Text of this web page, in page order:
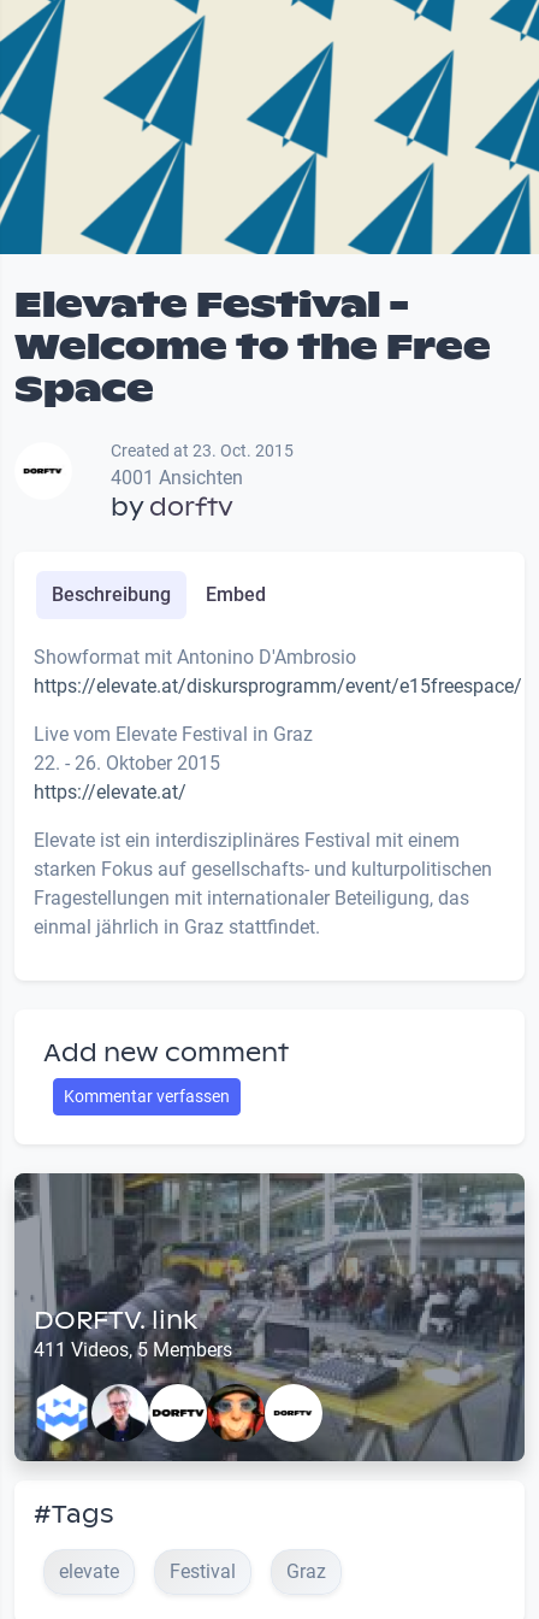
Elevate Festival -
Welcome to the Free
Space
Created at 23. Oct. 2015
4001 Ansichten
bydorftv
Beschreibung Embed
Showformat mit Antonino D'Ambrosio
https://elevate.at/diskursprogramm/event/e15freespace/
Live vom Elevate Festival in Graz
22. - 26. Oktober 2015
https://elevate.at/
Elevate ist ein interdisziplinäres Festival mit einem
starken Fokus auf gesellschafts- und kulturpolitischen
Fragestellungen mit internationaler Beteiligung, das
einmal jährlich in Graz stattfindet.
Add new comment
Kommentar verfassen
DORFTV. link
411 Videos, 5 Members
#Tags
elevate Festival Graz